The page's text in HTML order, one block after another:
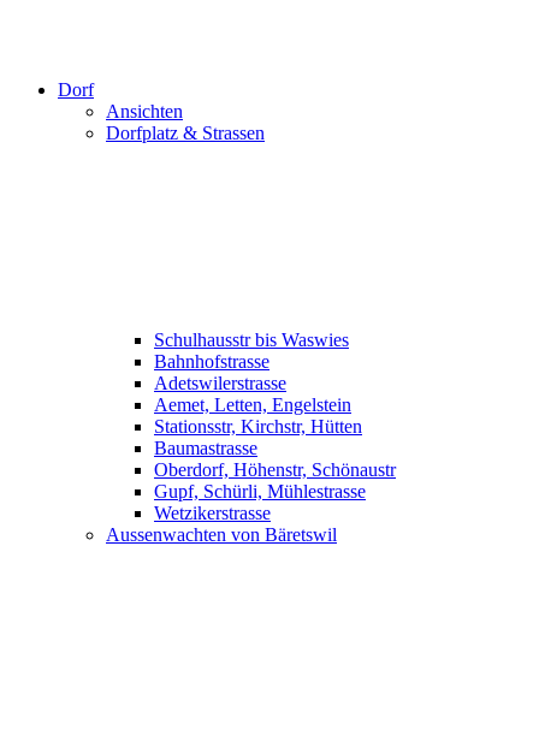
Dorf
Ansichten
Dorfplatz & Strassen
Schulhausstr bis Waswies
Bahnhofstrasse
Adetswilerstrasse
Aemet, Letten, Engelstein
Stationsstr, Kirchstr, Hütten
Baumastrasse
Oberdorf, Höhenstr, Schönaustr
Gupf, Schürli, Mühlestrasse
Wetzikerstrasse
Aussenwachten von Bäretswil